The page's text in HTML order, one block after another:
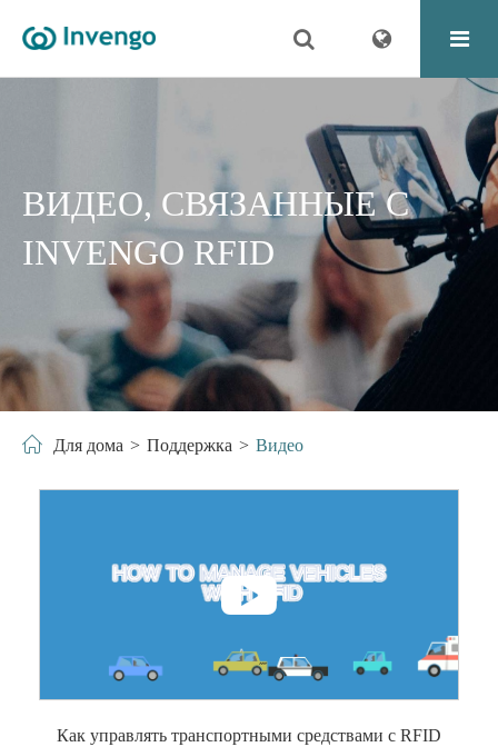
ВИДЕО, СВЯЗАННЫЕ С
INVENGO RFID
Для дома Поддержка Видео

Как управлять транспортными средствами с RFID